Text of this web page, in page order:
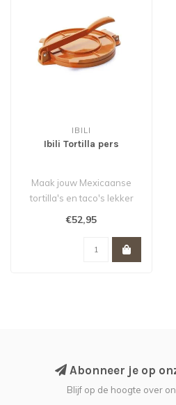
IBILI
Ibili Tortilla pers
Maak jouw Mexicaanse
tortilla's en taco's lekker
zelf met deze tortillapers
€52,95
Abonneer je op
Blijf op de hoogte over